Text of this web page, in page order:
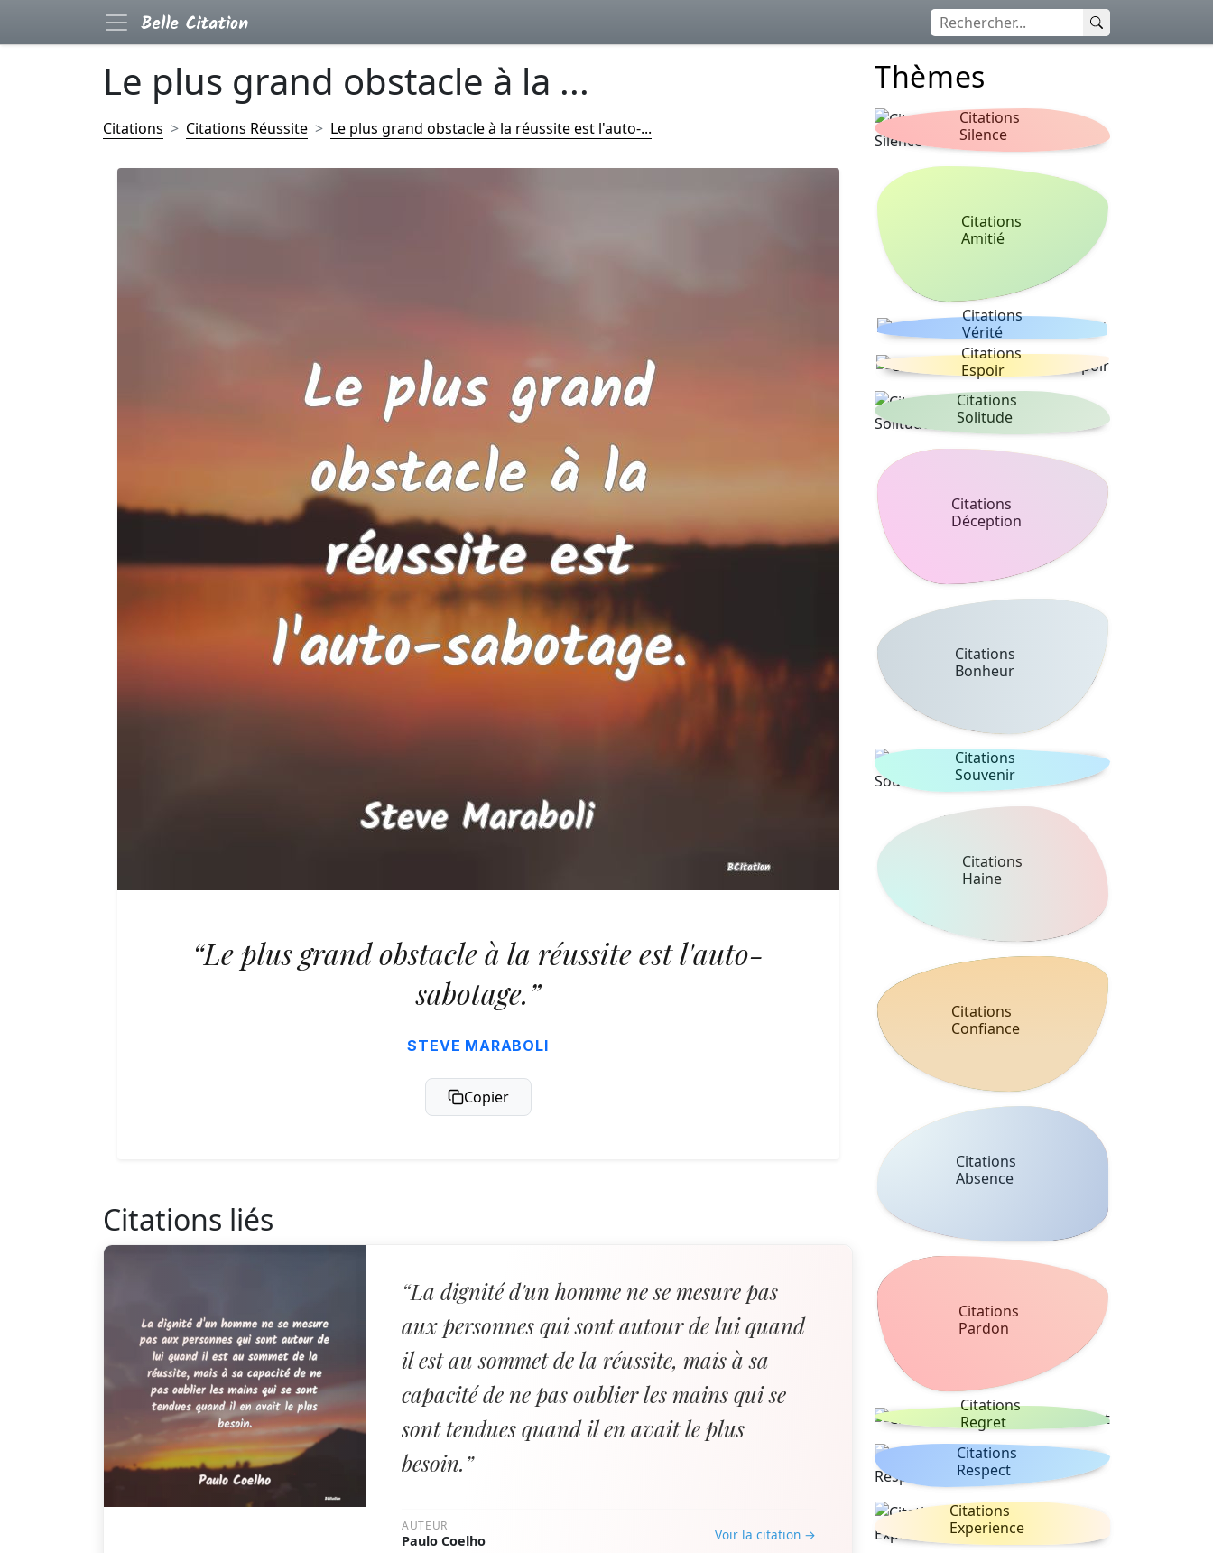
Le plus grand obstacle à la ...
Citations Citations Réussite Le plus grand obstacle à la réussite est l'auto-...
“Le plus grand obstacle à la réussite est l'auto-
sabotage.”
STEVE MARABOLI
Copier
Citations liés
“La dignité d'un homme ne se mesure pas
aux personnes qui sont autour de lui quand
il est au sommet de la réussite, mais à sa
capacité de ne pas oublier les mains qui se
sont tendues quand il en avait le plus
besoin.”
AUTEUR
Paulo Coelho Voir la citation →
Thèmes
Citations
Silence
Citations
Amitié
Citations
Vérité
Citations
Espoir
Citations
Solitude
Citations
Déception
Citations
Bonheur
Citations
Souvenir
Citations
Haine
Citations
Confiance
Citations
Absence
Citations
Pardon
Citations
Regret
Citations
Respect
Citations
Experience